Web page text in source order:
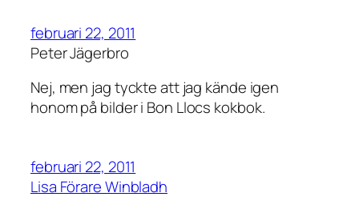
februari 22, 2011
Peter Jägerbro
Nej, men jag tyckte att jag kände igen
honom på bilder i Bon Llocs kokbok.
februari 22, 2011
Lisa Förare Winbladh